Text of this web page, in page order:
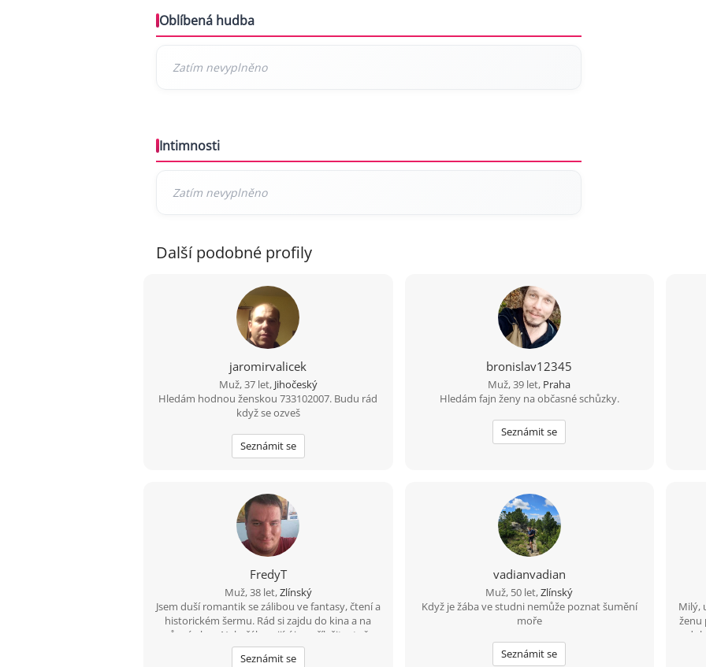
Oblíbená hudba
Intimnosti
Další podobné profily
jaromirvalicek
Muž, 37 let, Jihočeský
Hledám hodnou ženskou 733102007. Budu rád
když se ozveš
Seznámit se
bronislav12345
Muž, 39 let, Praha
Hledám fajn ženy na občasné schůzky.
Seznámit se
FredyT
Muž, 38 let,Zlínský
Jsem duší romantik se zálibou ve fantasy, čtení a
historickém šermu. Rád si zajdu do kina a na
různé akce. Nekuřák a pijící jen příležitostně,
nebo lépe nikdy.
Seznámit se
vadianvadian
Muž, 50 let,Zlínský
Když je žába ve studni nemůže poznat šumění
moře
Seznámit se
Milý,
ženu
a